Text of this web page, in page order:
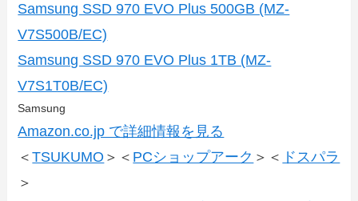
Samsung SSD 970 EVO Plus 500GB (MZ-
V7S500B/EC)
Samsung SSD 970 EVO Plus 1TB (MZ-
V7S1T0B/EC)
Samsung
Amazon.co.jp で詳細情報を見る
＜TSUKUMO ＞＜ PCショップアーク ＞＜ ドスパラ
＞